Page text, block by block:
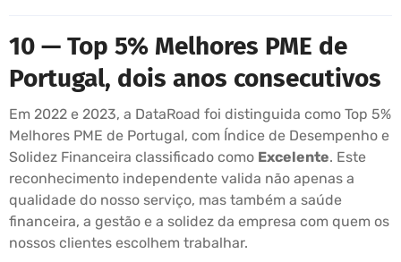
10 — Top 5% Melhores PME de
Portugal, dois anos consecutivos
Em 2022 e 2023, a DataRoad foi distinguida como Top 5%
Melhores PME de Portugal, com Índice de Desempenho e
Solidez Financeira classificado como Excelente. Este
reconhecimento independente valida não apenas a
qualidade do nosso serviço, mas também a saúde
financeira, a gestão e a solidez da empresa com quem os
nossos clientes escolhem trabalhar.